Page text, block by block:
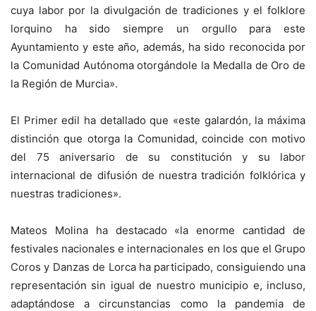
cuya labor por la divulgación de tradiciones y el folklore
lorquino ha sido siempre un orgullo para este
Ayuntamiento y este año, además, ha sido reconocida por
la Comunidad Autónoma otorgándole la Medalla de Oro de
la Región de Murcia».
El Primer edil ha detallado que «este galardón, la máxima
distinción que otorga la Comunidad, coincide con motivo
del 75 aniversario de su constitución y su labor
internacional de difusión de nuestra tradición folklórica y
nuestras tradiciones».
Mateos Molina ha destacado «la enorme cantidad de
festivales nacionales e internacionales en los que el Grupo
Coros y Danzas de Lorca ha participado, consiguiendo una
representación sin igual de nuestro municipio e, incluso,
adaptándose a circunstancias como la pandemia de